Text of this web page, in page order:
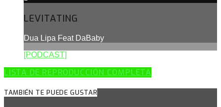
LEVITATING
Dua Lipa Feat DaBaby
[PODCAST]
LISTA DE REPRODUCCIÓN COMPLETA
TAMBIÉN TE PUEDE GUSTAR